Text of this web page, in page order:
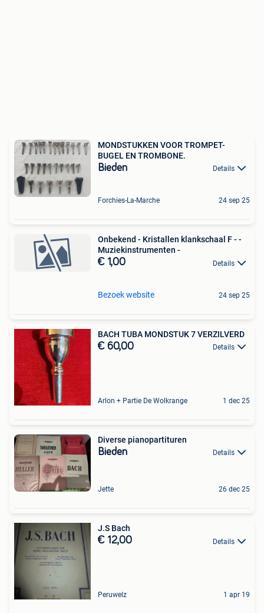
MONDSTUKKEN VOOR TROMPET-
BUGEL EN TROMBONE.
Bieden Details
Forchies-La-Marche 24 sep 25
Onbekend - Kristallen klankschaal F - -
Muziekinstrumenten -
€ 1,00 Details
Bezoek website 24 sep 25
BACH TUBA MONDSTUK 7 VERZILVERD
€ 60,00 Details
Arlon + Partie De Wolkrange 1 dec 25
Diverse pianopartituren
Bieden Details
Jette 26 dec 25
J.S Bach
€ 12,00 Details
Peruwelz 1 apr 19